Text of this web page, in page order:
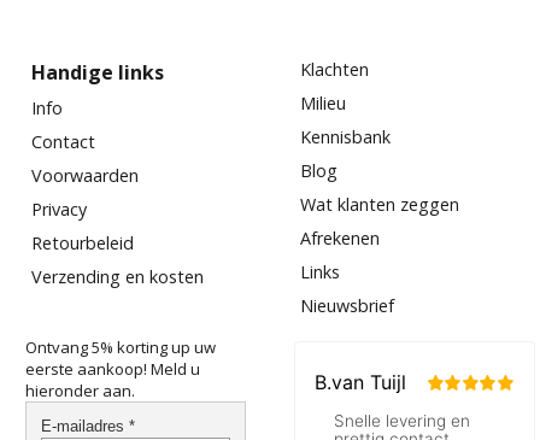
Handige links
Info
Contact
Voorwaarden
Privacy
Retourbeleid
Verzending en kosten
Klachten
Milieu
Kennisbank
Blog
Wat klanten zeggen
Afrekenen
Links
Nieuwsbrief
Ontvang 5% korting up uw
eerste aankoop! Meld u
hieronder aan.